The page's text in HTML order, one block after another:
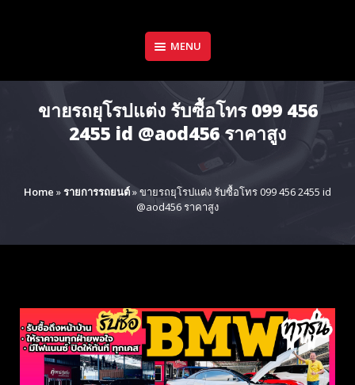
MENU
ขายรถยุโรปแต่ง รับซื้อโทร 099 456
2455 id @aod456 ราคาสูง
Home »รายการรถยนต์»ขายรถยุโรปแต่ง รับซื้อโทร 099 456 2455 id
@aod456 ราคาสูง